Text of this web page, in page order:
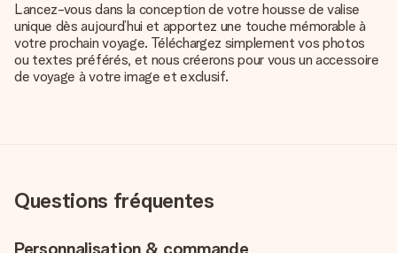
Lancez-vous dans la conception de votre housse de valise
unique dès aujourd’hui et apportez une touche mémorable à
votre prochain voyage. Téléchargez simplement vos photos
ou textes préférés, et nous créerons pour vous un accessoire
de voyage à votre image et exclusif.
Questions fréquentes
Personnalisation & commande